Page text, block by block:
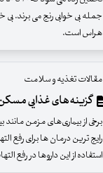
جمله بی خوابی رنج می برند.
هراس است.
مقالات تغذیه و سلامت
گزینه‌های غذایی مسکن
برخی از بیماری‌های مزمن مانند
رایج ‌ترین درمان‌ ها برای رفع
استفاده از این داروها در رفع